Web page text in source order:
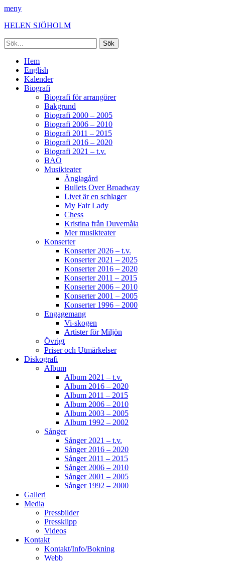
meny
HELEN SJÖHOLM
Sök
efter:
[label]
Primär
meny
Hoppa
innehåll
Hem
English
Kalender
Biografi
Biografi för arrangörer
Bakgrund
Biografi 2000 – 2005
Biografi 2006 – 2010
Biografi 2011 – 2015
Biografi 2016 – 2020
Biografi 2021 – t.v.
BAO
Musikteater
Änglagård
Bullets Over Broadway
Livet är en schlager
My Fair Lady
Chess
Kristina från Duvemåla
Mer musikteater
Konserter
Konserter 2026 – t.v.
Konserter 2021 – 2025
Konserter 2016 – 2020
Konserter 2011 – 2015
Konserter 2006 – 2010
Konserter 2001 – 2005
Konserter 1996 – 2000
Engagemang
Vi-skogen
Artister för Miljön
Övrigt
Priser och Utmärkelser
Diskografi
Album
Album 2021 – t.v.
Album 2016 – 2020
Album 2011 – 2015
Album 2006 – 2010
Album 2003 – 2005
Album 1992 – 2002
Sånger
Sånger 2021 – t.v.
Sånger 2016 – 2020
Sånger 2011 – 2015
Sånger 2006 – 2010
Sånger 2001 – 2005
Sånger 1992 – 2000
Galleri
Media
Pressbilder
Pressklipp
Videos
Kontakt
Kontakt/Info/Bokning
Webb